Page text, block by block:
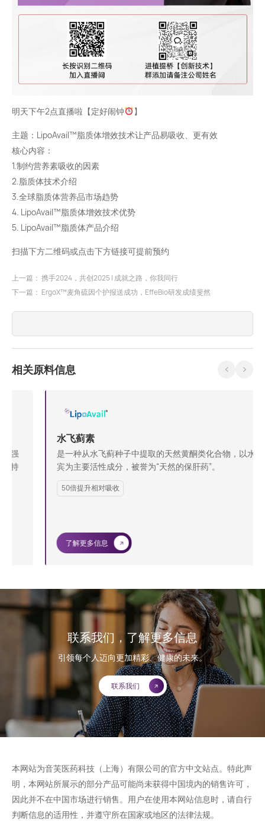
明天下午2点直播啦【定好闹钟 】
主题：LipoAvail™脂质体增效技术让产品易吸收、更有效
核心内容：
1.制约营养素吸收的因素
2.脂质体技术介绍
3.全球脂质体营养品市场趋势
4. LipoAvail™脂质体增效技术优势
5. LipoAvail™脂质体产品介绍
扫描下方二维码或点击下方链接可提前预约
上一篇： 携手2024，共创2025 | 成就之路，你我同行
下一篇： ErgoX™麦角硫因个护报送成功，EffeBio研发成绩斐然
相关原料信息
水飞蓟素
是一种从水飞蓟种子中提取的天然黄酮类化合物，以水飞蓟
宾为主要活性成分，被誉为“天然的保肝药”。
50倍提升相对吸收
了解更多信息
联系我们，了解更多信息
引领每个人迈向更加精彩、健康的未来。
联系我们
本网站为音芙医药科技（上海）有限公司的官方中文站点。特此声
明，本网站所展示的部分产品可能尚未获得中国境内的销售许可，
因此并不在中国市场进行销售。用户在使用本网站信息时，请自行
判断信息的适用性，并遵守所在国家或地区的法律法规。